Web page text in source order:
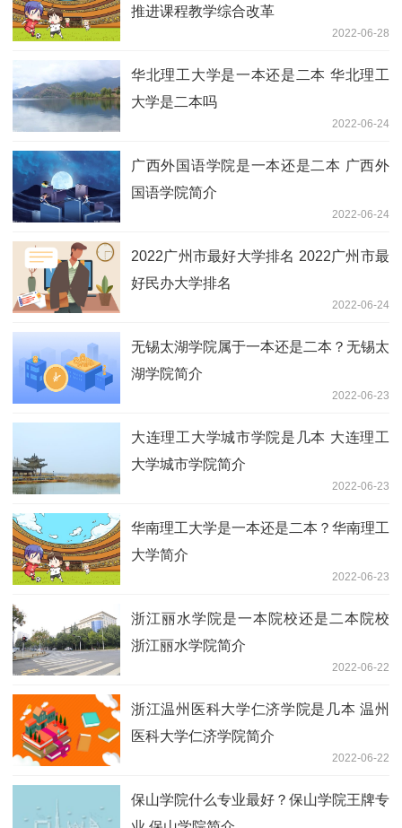
推进课程教学综合改革
2022-06-28
华北理工大学是一本还是二本 华北理工
大学是二本吗
2022-06-24
广西外国语学院是一本还是二本 广西外
国语学院简介
2022-06-24
2022广州市最好大学排名 2022广州市最
好民办大学排名
2022-06-24
无锡太湖学院属于一本还是二本？无锡太
湖学院简介
2022-06-23
大连理工大学城市学院是几本 大连理工
大学城市学院简介
2022-06-23
华南理工大学是一本还是二本？华南理工
大学简介
2022-06-23
浙江丽水学院是一本院校还是二本院校
浙江丽水学院简介
2022-06-22
浙江温州医科大学仁济学院是几本 温州
医科大学仁济学院简介
2022-06-22
保山学院什么专业最好？保山学院王牌专